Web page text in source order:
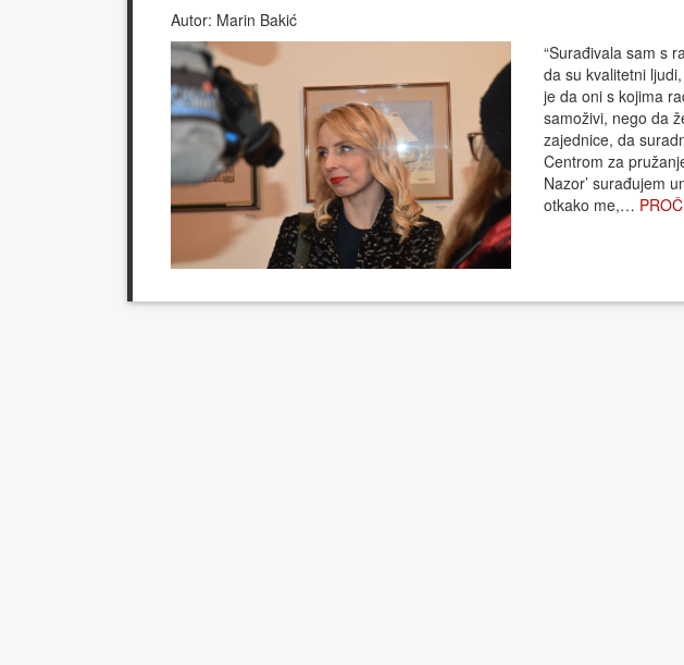
Autor: Marin Bakić
“Surađivala sam s
da su kvalitetni
je da oni s kojima
samoživi, nego da
zajednice, da
Centrom za
Nazor’ surađujem
otkako me,…